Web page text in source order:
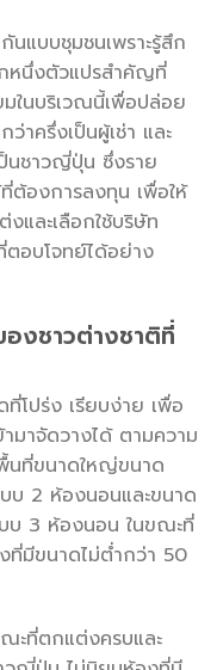
แบบชุมชนเพราะรู้สึก
หนึ่งตัวแปรสำคัญที่
ในบริเวณนี้เพื่อปล่อย
าครึ่งเป็นผู้เช่า และ
นชาวญี่ปุ่น ซึ่งราย
ต้องการลงทุน เพื่อให้
งและเลือกใช้บริษัท
อบโจทย์ได้อย่าง
งชาวต่างชาติที่
โปร่ง เรียบง่าย เพื่อ
มาจัดวางได้ ตามความ
นที่ขนาดใหญ่ขนาด
บ 2 ห้องนอนและขนาด
บบ 3 ห้องนอน ในขณะที่
ที่มีขนาดไม่ต่ำกว่า 50
ะที่ตกแต่งครบและ